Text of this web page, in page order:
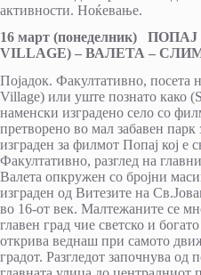
активности. Ноќевање.
16 март (понеделник)
VILLAGE) – ВАЛЕТА –
Појадок. Факултативно, посета
Village) или уште познато како
наменски изградено село со
претворено во мал забавен
изграден за филмот Попај кој е
Факултативно, разглед на
Валета опкружен со бројни
изграден од Витезите на
во 16-от век. Малтежаните се
главен град чие светско и
открива веднаш при самото
градот. Разгледот започнува од